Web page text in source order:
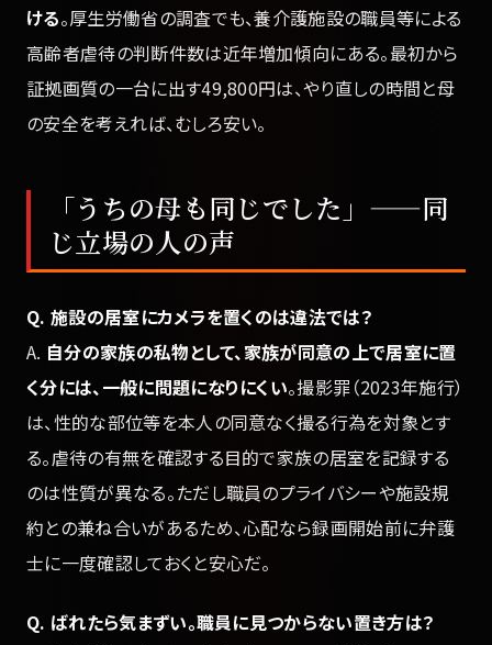
ける。厚生労働省の調査でも、養介護施設の職員等による
高齢者虐待の判断件数は近年増加傾向にある。最初から
証拠画質の一台に出す49,800円は、やり直しの時間と母
の安全を考えれば、むしろ安い。
「うちの母も同じでした」——同
じ立場の人の声
Q. 施設の居室にカメラを置くのは違法では？
A. 自分の家族の私物として、家族が同意の上で居室に置
く分には、一般に問題になりにくい。撮影罪（2023年施行）
は、性的な部位等を本人の同意なく撮る行為を対象とす
る。虐待の有無を確認する目的で家族の居室を記録する
のは性質が異なる。ただし職員のプライバシーや施設規
約との兼ね合いがあるため、心配なら録画開始前に弁護
士に一度確認しておくと安心だ。
Q. ばれたら気まずい。職員に見つからない置き方は？